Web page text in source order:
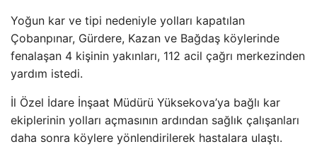
Yoğun kar ve tipi nedeniyle yolları kapatılan
Çobanpınar, Gürdere, Kazan ve Bağdaş köylerinde
fenalaşan 4 kişinin yakınları, 112 acil çağrı merkezinden
yardım istedi.
İl Özel İdare İnşaat Müdürü Yüksekova’ya bağlı kar
ekiplerinin yolları açmasının ardından sağlık çalışanları
daha sonra köylere yönlendirilerek hastalara ulaştı.